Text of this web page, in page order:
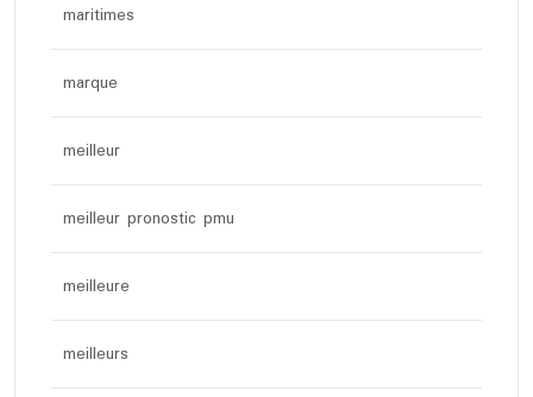
maritimes
marque
meilleur
meilleur pronostic pmu
meilleure
meilleurs